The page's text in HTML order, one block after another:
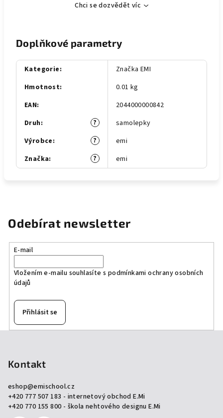
Chci se dozvědět víc
Doplňkové parametry
Kategorie:
Značka EMI
Hmotnost:
0.01 kg
EAN:
2044000000842
?
Druh:
samolepky
?
Výrobce:
emi
?
Značka: emi
Odebírat newsletter
E-mail
Vložením e-mailu souhlasíte s podmínkami ochrany osobních
údajů
Přihlásit se
Kontakt
eshop@emischool.cz
+420 777 507 183 - internetový obchod E.Mi
+420 770 155 800 - škola nehtového designu E.Mi